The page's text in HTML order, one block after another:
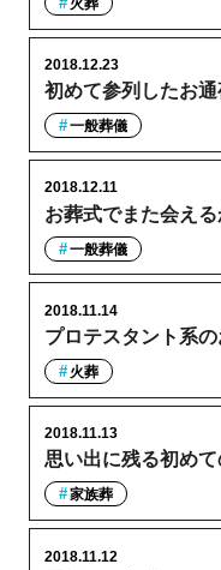
火葬
初めて参列したお通
2018.12.23
一般葬儀
お葬式でまた会え
2018.12.11
一般葬儀
プロテスタント系
2018.11.14
火葬
思い出に残る初め
2018.11.13
家族葬
2018.11.12